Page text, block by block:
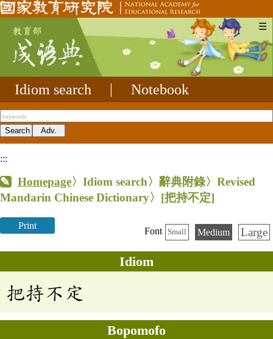
☰
Idiom search Notebook
:::
Homepage〉Idiom search〉辭典附錄〉Revised
Mandarin Chinese Dictionary〉 [把持不定]
Print
Font Small Medium Large
Idiom
把持不定
Bopomofo